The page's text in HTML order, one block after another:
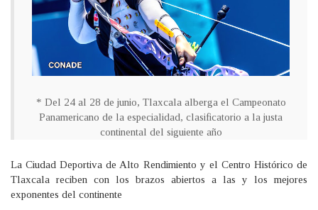
* Del 24 al 28 de junio, Tlaxcala alberga el Campeonato
Panamericano de la especialidad, clasificatorio a la justa
continental del siguiente año
La Ciudad Deportiva de Alto Rendimiento y el Centro Histórico de
Tlaxcala reciben con los brazos abiertos a las y los mejores
exponentes del continente